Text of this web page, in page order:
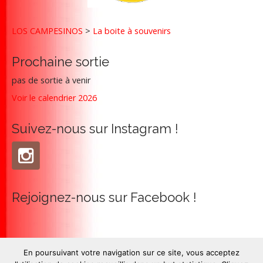
i
o
n
LOS CAMPESINOS > La boite à souvenirs
Prochaine sortie
pas de sortie à venir
Voir le calendrier 2026
Suivez-nous sur Instagram !
Rejoignez-nous sur Facebook !
En poursuivant votre navigation sur ce site, vous acceptez